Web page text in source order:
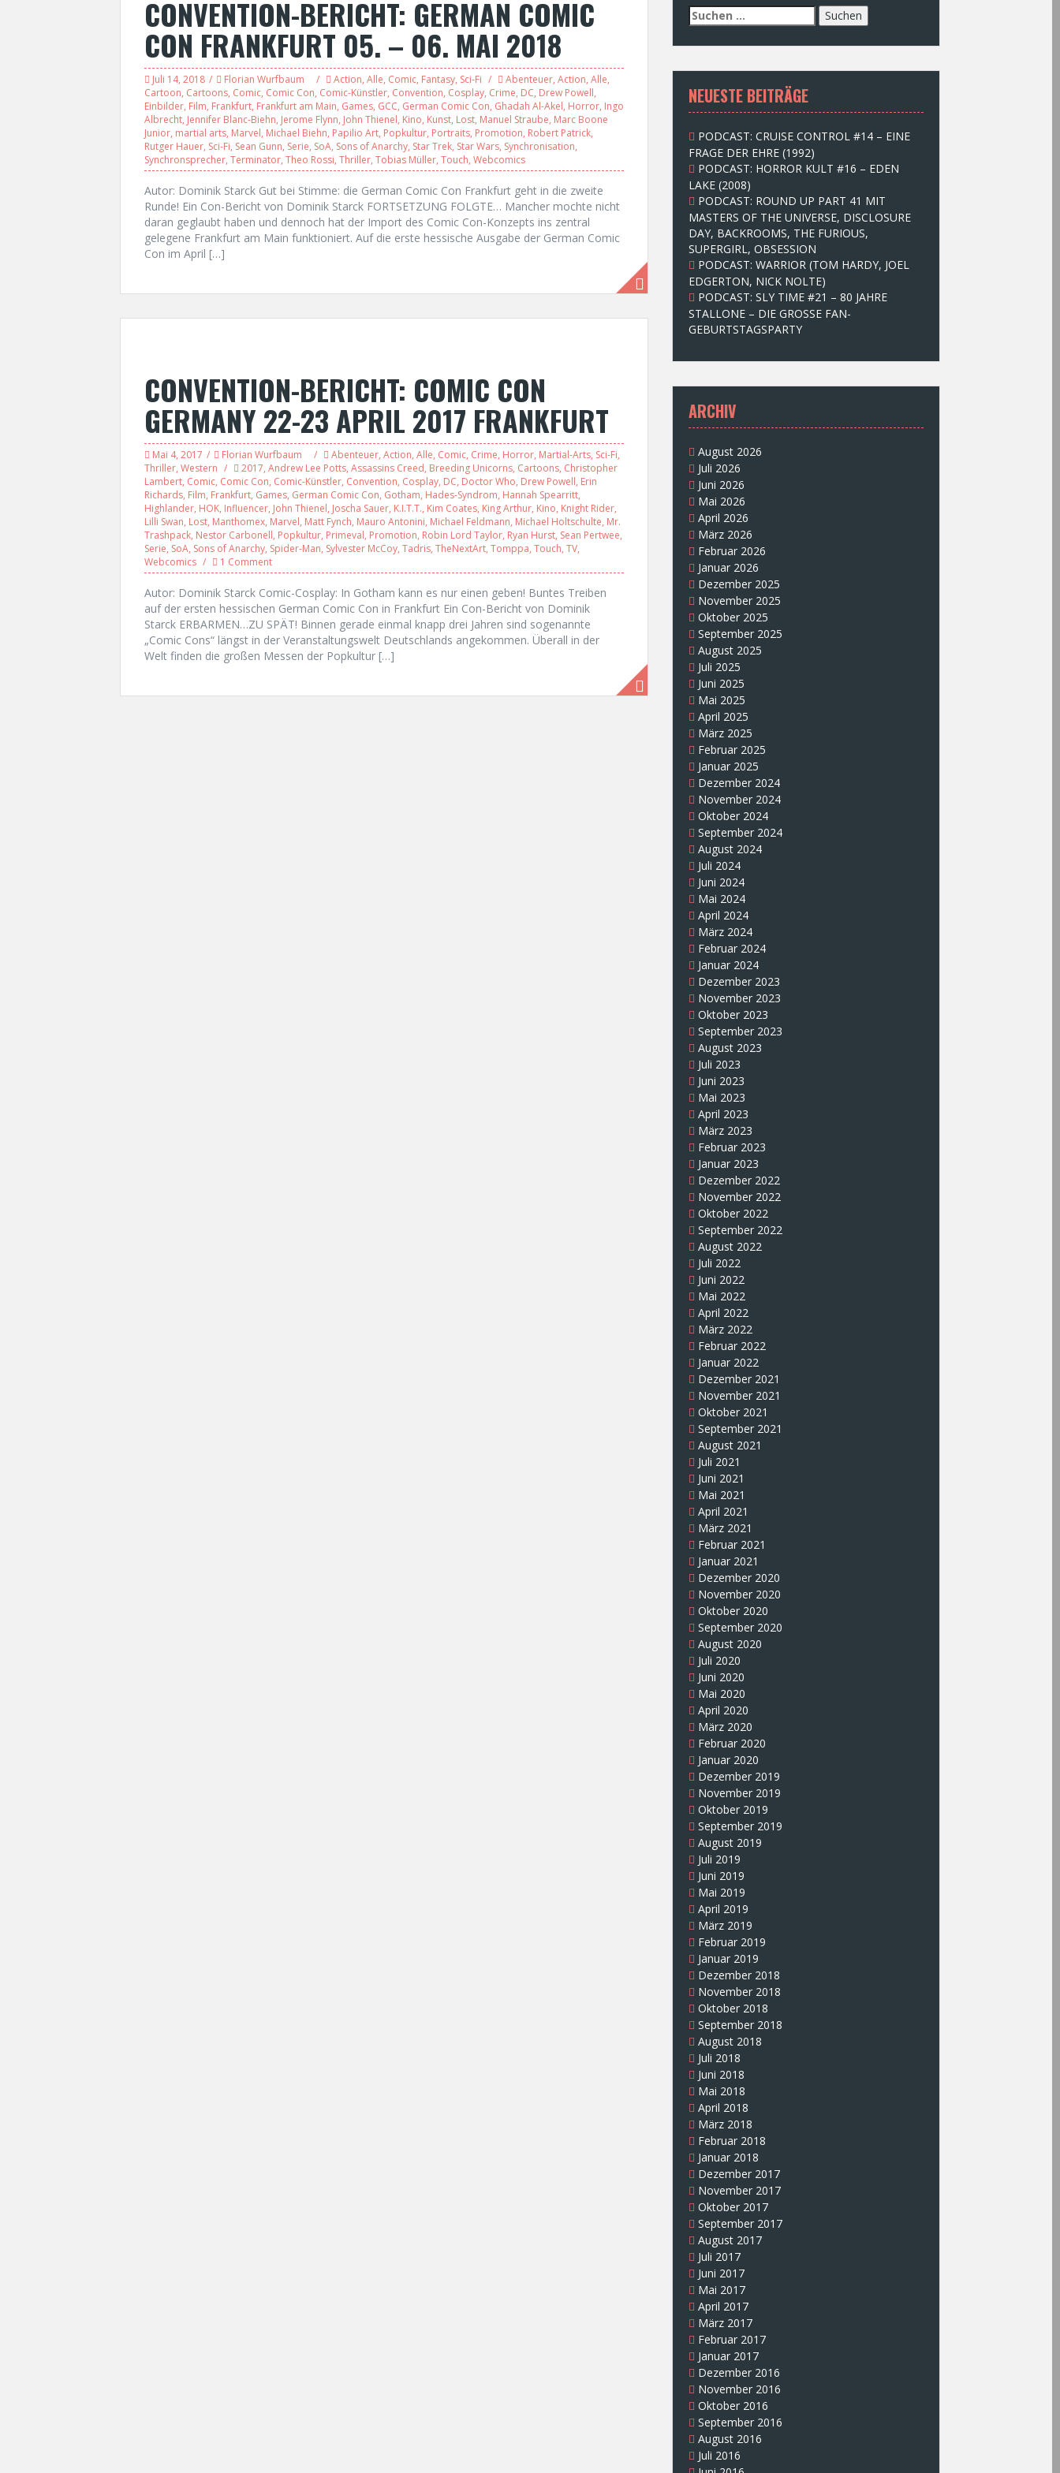
CONVENTION-BERICHT: GERMAN COMIC
CON FRANKFURT 05. – 06. MAI 2018
Juli 14, 2018 Florian Wurfbaum Action, Alle, Comic, Fantasy, Sci-Fi Abenteuer, Action, Alle,
Cartoon, Cartoons, Comic, Comic Con, Comic-Künstler, Convention, Cosplay, Crime, DC, Drew Powell,
Einbilder, Film, Frankfurt, Frankfurt am Main, Games, GCC, German Comic Con, Ghadah Al-Akel, Horror, Ingo
Albrecht, Jennifer Blanc-Biehn, Jerome Flynn, John Thienel, Kino, Kunst, Lost, Manuel Straube, Marc Boone
Junior, martial arts, Marvel, Michael Biehn, Papilio Art, Popkultur, Portraits, Promotion, Robert Patrick,
Rutger Hauer, Sci-Fi, Sean Gunn, Serie, SoA, Sons of Anarchy, Star Trek, Star Wars, Synchronisation,
Synchronsprecher, Terminator, Theo Rossi, Thriller, Tobias Müller, Touch, Webcomics
Autor: Dominik Starck Gut bei Stimme: die German Comic Con Frankfurt geht in die zweite
Runde! Ein Con-Bericht von Dominik Starck FORTSETZUNG FOLGTE… Mancher mochte nicht
daran geglaubt haben und dennoch hat der Import des Comic Con-Konzepts ins zentral
gelegene Frankfurt am Main funktioniert. Auf die erste hessische Ausgabe der German Comic
Con im April […]
CONVENTION-BERICHT: COMIC CON
GERMANY 22-23 APRIL 2017 FRANKFURT
Mai 4, 2017 Florian Wurfbaum Abenteuer, Action, Alle, Comic, Crime, Horror, Martial-Arts, Sci-Fi,
Thriller, Western 2017, Andrew Lee Potts, Assassins Creed, Breeding Unicorns, Cartoons, Christopher
Lambert, Comic, Comic Con, Comic-Künstler, Convention, Cosplay, DC, Doctor Who, Drew Powell, Erin
Richards, Film, Frankfurt, Games, German Comic Con, Gotham, Hades-Syndrom, Hannah Spearritt,
Highlander, HOK, Influencer, John Thienel, Joscha Sauer, K.I.T.T., Kim Coates, King Arthur, Kino, Knight Rider,
Lilli Swan, Lost, Manthomex, Marvel, Matt Fynch, Mauro Antonini, Michael Feldmann, Michael Holtschulte, Mr.
Trashpack, Nestor Carbonell, Popkultur, Primeval, Promotion, Robin Lord Taylor, Ryan Hurst, Sean Pertwee,
Serie, SoA, Sons of Anarchy, Spider-Man, Sylvester McCoy, Tadris, TheNextArt, Tomppa, Touch, TV,
Webcomics
1 Comment
Autor: Dominik Starck Comic-Cosplay: In Gotham kann es nur einen geben! Buntes Treiben
auf der ersten hessischen German Comic Con in Frankfurt Ein Con-Bericht von Dominik
Starck ERBARMEN…ZU SPÄT! Binnen gerade einmal knapp drei Jahren sind sogenannte
„Comic Cons“ längst in der Veranstaltungswelt Deutschlands angekommen. Überall in der
Welt finden die großen Messen der Popkultur […]
S
u
c
e
n
n
c
h
:
NEUESTE BEITRÄGE
PODCAST: CRUISE CONTROL #14 – EINE
FRAGE DER EHRE (1992)
PODCAST: HORROR KULT #16 – EDEN
LAKE (2008)
PODCAST: ROUND UP PART 41 MIT
MASTERS OF THE UNIVERSE, DISCLOSURE
DAY, BACKROOMS, THE FURIOUS,
SUPERGIRL, OBSESSION
PODCAST: WARRIOR (TOM HARDY, JOEL
EDGERTON, NICK NOLTE)
PODCAST: SLY TIME #21 – 80 JAHRE
STALLONE – DIE GROSSE FAN-
GEBURTSTAGSPARTY
ARCHIV
August 2026
Juli 2026
Juni 2026
Mai 2026
April 2026
März 2026
Februar 2026
Januar 2026
Dezember 2025
November 2025
Oktober 2025
September 2025
August 2025
Juli 2025
Juni 2025
Mai 2025
April 2025
März 2025
Februar 2025
Januar 2025
Dezember 2024
November 2024
Oktober 2024
September 2024
August 2024
Juli 2024
Juni 2024
Mai 2024
April 2024
März 2024
Februar 2024
Januar 2024
Dezember 2023
November 2023
Oktober 2023
September 2023
August 2023
Juli 2023
Juni 2023
Mai 2023
April 2023
März 2023
Februar 2023
Januar 2023
Dezember 2022
November 2022
Oktober 2022
September 2022
August 2022
Juli 2022
Juni 2022
Mai 2022
April 2022
März 2022
Februar 2022
Januar 2022
Dezember 2021
November 2021
Oktober 2021
September 2021
August 2021
Juli 2021
Juni 2021
Mai 2021
April 2021
März 2021
Februar 2021
Januar 2021
Dezember 2020
November 2020
Oktober 2020
September 2020
August 2020
Juli 2020
Juni 2020
Mai 2020
April 2020
März 2020
Februar 2020
Januar 2020
Dezember 2019
November 2019
Oktober 2019
September 2019
August 2019
Juli 2019
Juni 2019
Mai 2019
April 2019
März 2019
Februar 2019
Januar 2019
Dezember 2018
November 2018
Oktober 2018
September 2018
August 2018
Juli 2018
Juni 2018
Mai 2018
April 2018
März 2018
Februar 2018
Januar 2018
Dezember 2017
November 2017
Oktober 2017
September 2017
August 2017
Juli 2017
Juni 2017
Mai 2017
April 2017
März 2017
Februar 2017
Januar 2017
Dezember 2016
November 2016
Oktober 2016
September 2016
August 2016
Juli 2016